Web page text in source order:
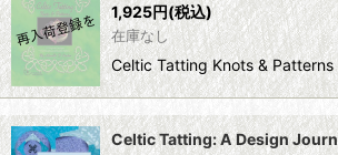
1,925円(税込)
在庫なし
Celtic Tatting Knots & Patterns
Celtic Tatting: A Design